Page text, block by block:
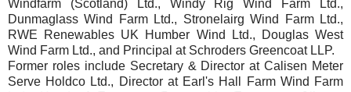
Windfarm (Scotland) Ltd., Windy Rig Wind Farm Ltd.,
Dunmaglass Wind Farm Ltd., Stronelairg Wind Farm Ltd.,
RWE Renewables UK Humber Wind Ltd., Douglas West
Wind Farm Ltd., and Principal at Schroders Greencoat LLP.
Former roles include Secretary & Director at Calisen Meter
Serve Holdco Ltd., Director at Earl's Hall Farm Wind Farm